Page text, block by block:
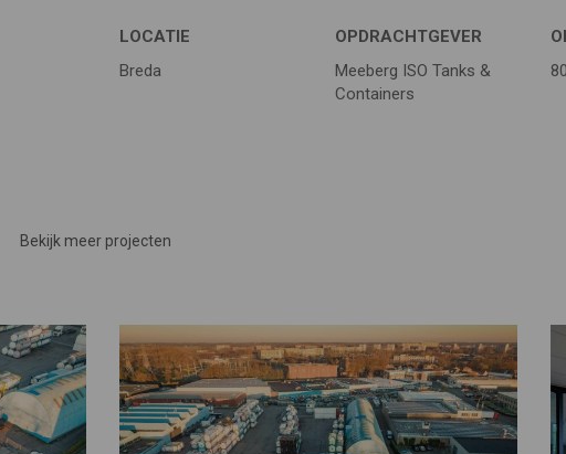
LOCATIE
Breda
OPDRACHTGEVER
Meeberg ISO Tanks &
Containers
Bekijk meer projecten